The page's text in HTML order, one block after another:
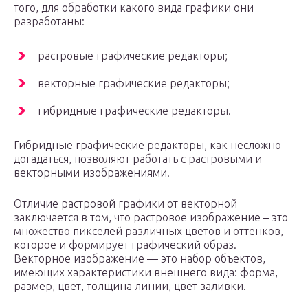
того, для обработки какого вида графики они
разработаны:
растровые графические редакторы;
векторные графические редакторы;
гибридные графические редакторы.
Гибридные графические редакторы, как несложно
догадаться, позволяют работать с растровыми и
векторными изображениями.
Отличие растровой графики от векторной
заключается в том, что растровое изображение – это
множество пикселей различных цветов и оттенков,
которое и формирует графический образ.
Векторное изображение — это набор объектов,
имеющих характеристики внешнего вида: форма,
размер, цвет, толщина линии, цвет заливки.